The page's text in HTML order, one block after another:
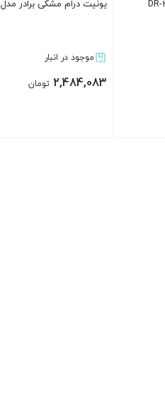
یونیت درام مشکی برادر مدل DR-2255
موجود در انبار
2,484,083 تومان